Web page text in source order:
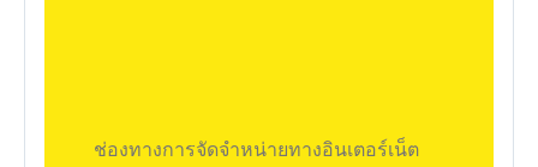
ช่องทางการจัดจำหน่ายทางอินเตอร์เน็ต